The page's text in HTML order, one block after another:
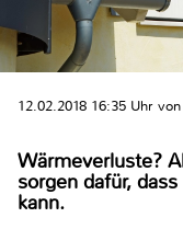
12.02.2018 16:35 Uhr
Wärmeverluste?
sorgen dafür,
kann.